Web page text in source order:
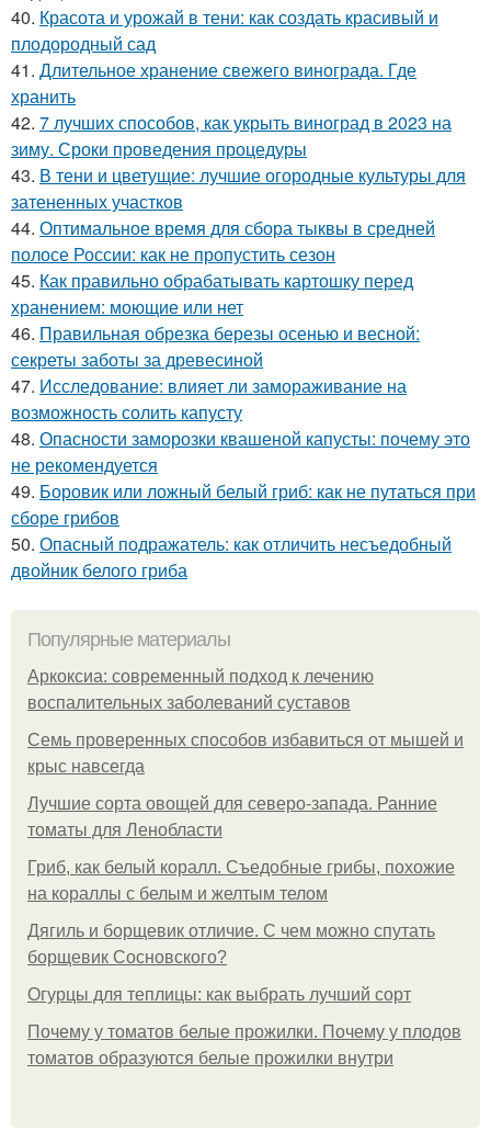
40. Красота и урожай в тени: как создать красивый и
плодородный сад
41. Длительное хранение свежего винограда. Где
хранить
42. 7 лучших способов, как укрыть виноград в 2023 на
зиму. Сроки проведения процедуры
43. В тени и цветущие: лучшие огородные культуры для
затененных участков
44. Оптимальное время для сбора тыквы в средней
полосе России: как не пропустить сезон
45. Как правильно обрабатывать картошку перед
хранением: моющие или нет
46. Правильная обрезка березы осенью и весной:
секреты заботы за древесиной
47. Исследование: влияет ли замораживание на
возможность солить капусту
48. Опасности заморозки квашеной капусты: почему это
не рекомендуется
49. Боровик или ложный белый гриб: как не путаться при
сборе грибов
50. Опасный подражатель: как отличить несъедобный
двойник белого гриба
Популярные материалы
Аркоксиа: современный подход к лечению
воспалительных заболеваний суставов
Семь проверенных способов избавиться от мышей и
крыс навсегда
Лучшие сорта овощей для северо-запада. Ранние
томаты для Ленобласти
Гриб, как белый коралл. Съедобные грибы, похожие
на кораллы с белым и желтым телом
Дягиль и борщевик отличие. С чем можно спутать
борщевик Сосновского?
Огурцы для теплицы: как выбрать лучший сорт
Почему у томатов белые прожилки. Почему у плодов
томатов образуются белые прожилки внутри